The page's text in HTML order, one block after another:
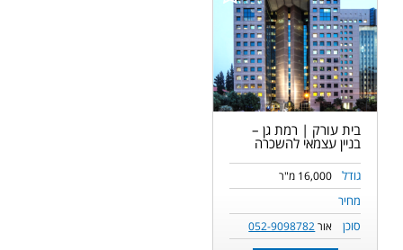
בית עורק | רמת גן –
בניין עצמאי להשכרה
גודל 16,000 מ"ר
מחיר
סוכן
אור052-9098782